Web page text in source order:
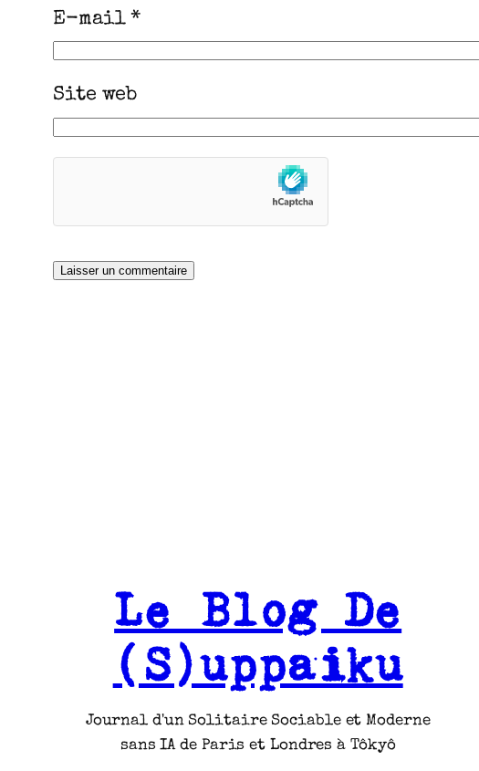
E-mail*
Site web
Le Blog De
(S)uppaiku
Journal d'un Solitaire Sociable et Moderne
sans IA de Paris et Londres à Tôkyô